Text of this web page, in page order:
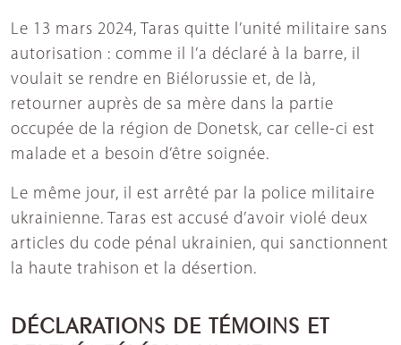
Le 13 mars 2024, Taras quitte l’unité militaire sans
autorisation : comme il l’a déclaré à la barre, il
voulait se rendre en Biélorussie et, de là,
retourner auprès de sa mère dans la partie
occupée de la région de Donetsk, car celle-ci est
malade et a besoin d’être soignée.
Le même jour, il est arrêté par la police militaire
ukrainienne. Taras est accusé d’avoir violé deux
articles du code pénal ukrainien, qui sanctionnent
la haute trahison et la désertion.
DÉCLARATIONS DE TÉMOINS ET